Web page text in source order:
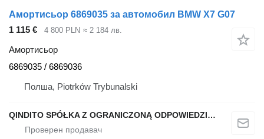
Амортисьор 6869035 за автомобил BMW X7 G07
1 115 €
4 800 PLN ≈ 2 184 лв.
Амортисьор
6869035 / 6869036
Полша, Piotrków Trybunalski
QINDITO SPÓŁKA Z OGRANICZONĄ ODPOWIEDZIALNOŚCIĄ